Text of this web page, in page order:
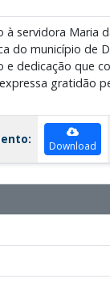
servidora Maria
do município de
e dedicação que
gratidão
Download